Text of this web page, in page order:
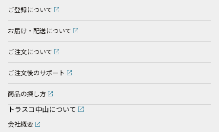
ご登録について
お届け・配送について
ご注文について
ご注文後のサポート
商品の探し方
トラスコ中山について
会社概要